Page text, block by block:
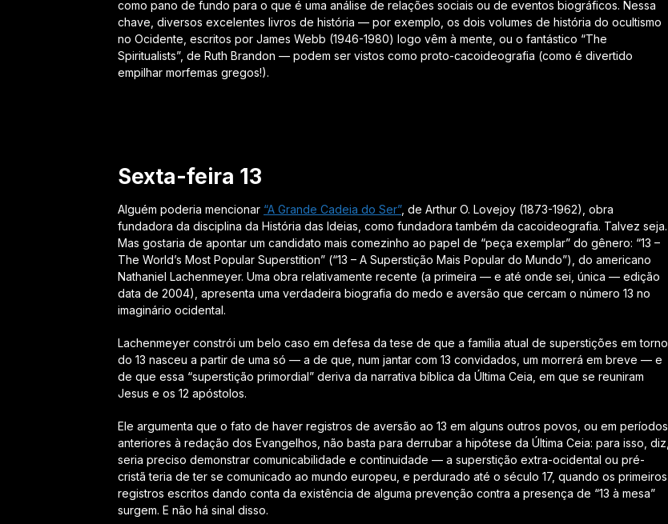
como pano de fundo para o que é uma análise de relações sociais ou de eventos biográficos. Nessa
chave, diversos excelentes livros de história — por exemplo, os dois volumes de história do ocultismo
no Ocidente, escritos por James Webb (1946-1980) logo vêm à mente, ou o fantástico “The
Spiritualists”, de Ruth Brandon — podem ser vistos como proto-cacoideografia (como é divertido
empilhar morfemas gregos!).
Sexta-feira 13
Alguém poderia mencionar “A Grande Cadeia do Ser”, de Arthur O. Lovejoy (1873-1962), obra
fundadora da disciplina da História das Ideias, como fundadora também da cacoideografia. Talvez seja.
Mas gostaria de apontar um candidato mais comezinho ao papel de “peça exemplar” do gênero: “13 –
The World’s Most Popular Superstition” (“13 – A Superstição Mais Popular do Mundo”), do americano
Nathaniel Lachenmeyer. Uma obra relativamente recente (a primeira — e até onde sei, única — edição
data de 2004), apresenta uma verdadeira biografia do medo e aversão que cercam o número 13 no
imaginário ocidental.
Lachenmeyer constrói um belo caso em defesa da tese de que a família atual de superstições em torno
do 13 nasceu a partir de uma só — a de que, num jantar com 13 convidados, um morrerá em breve — e
de que essa “superstição primordial” deriva da narrativa bíblica da Última Ceia, em que se reuniram
Jesus e os 12 apóstolos.
Ele argumenta que o fato de haver registros de aversão ao 13 em alguns outros povos, ou em períodos
anteriores à redação dos Evangelhos, não basta para derrubar a hipótese da Última Ceia: para isso, diz,
seria preciso demonstrar comunicabilidade e continuidade — a superstição extra-ocidental ou pré-
cristã teria de ter se comunicado ao mundo europeu, e perdurado até o século 17, quando os primeiros
registros escritos dando conta da existência de alguma prevenção contra a presença de “13 à mesa”
surgem. E não há sinal disso.